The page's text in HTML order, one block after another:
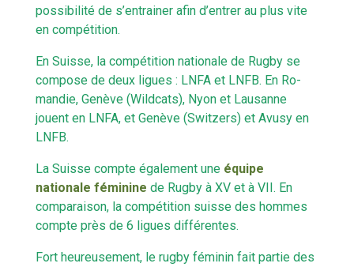
possibilité de s’entrainer afin d’entrer au plus vite
en compétition.
En Suisse, la compétition nationale de Rugby se
compose de deux ligues : LNFA et LNFB. En Ro-
mandie, Genève (Wildcats), Nyon et Lausanne
jouent en LNFA, et Genève (Switzers) et Avusy en
LNFB.
La Suisse compte également uneéquipe
nationale féminine de Rugby à XV et à VII. En
comparaison, la compétition suisse des hommes
compte près de 6 ligues différentes.
Fort heureusement, le rugby féminin fait partie des